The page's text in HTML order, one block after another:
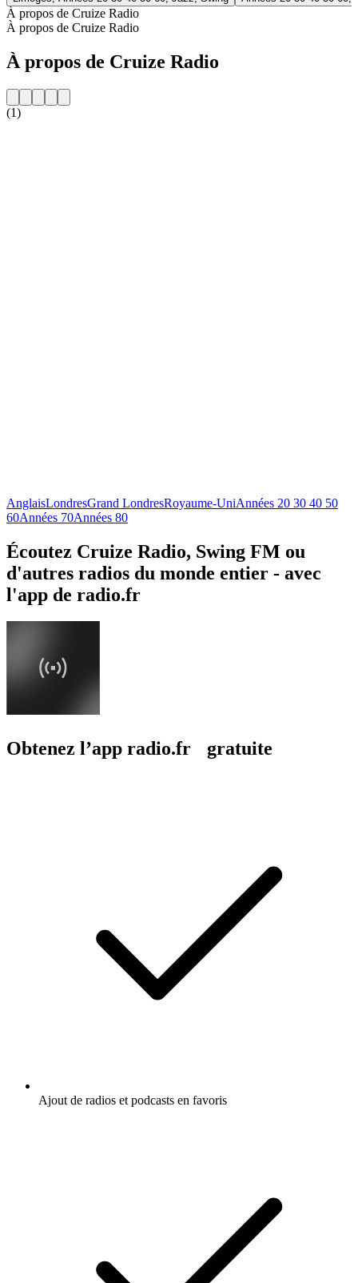
À propos de Cruize Radio
À propos de Cruize Radio
À propos de Cruize Radio
(1)
AnglaisLondresGrand LondresRoyaume-UniAnnées 20 30 40 50
60Années 70Années 80
Écoutez Cruize Radio, Swing FM ou
d'autres radios du monde entier - avec
l'app de radio.fr
Obtenez l’app radio.fr gratuite
Ajout de radios et podcasts en favoris